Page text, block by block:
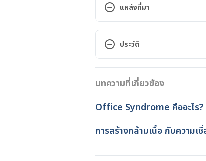
แหล่งที่มา
How to control Muscles
http://
Muscle Weakness
ประวัติ
เวอร์ชันปัจจุบัน
11/05/2020
ตรวจสอบความถูกต้องของ
อัปเดตโดย: Sukollaban
บทความที่เกี่ยวข้อง
Office Syndrome คืออะไร?
การสร้างกล้ามเนื้อ กับความเ